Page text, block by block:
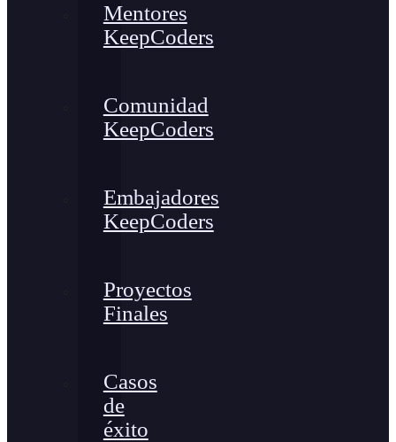
Mentores
KeepCoders
Comunidad
KeepCoders
Embajadores
KeepCoders
Proyectos
Finales
Casos
de
éxito